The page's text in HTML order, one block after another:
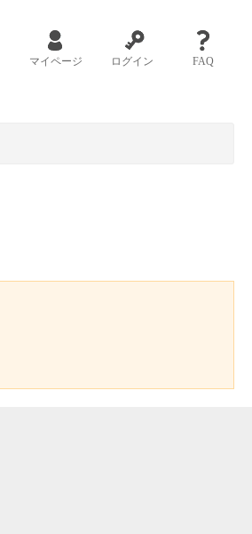
マイページ ログイン FAQ